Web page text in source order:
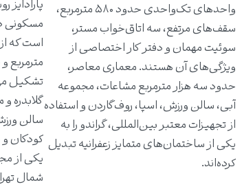
واحدهای تک‌واحدی حدود ۵۸۰ مترمربع،
سقف‌های مرتفع، سه اتاق‌خواب مستر،
سوئیت مهمان و دفتر کار اختصاصی از
ویژگی‌های آن هستند. معماری معاصر،
حدود سه هزار مترمربع مشاعات، مجموعه
آبی، سالن ورزش، اسپا، روف‌گاردن و استفاده
از تجهیزات معتبر بین‌المللی، گراندو را به
یکی از ساختمان‌های متمایز زعفرانیه تبدیل
کرده‌اند.
تشکیل
گلابدره
سالن
کودکان و
یکی از
شمال